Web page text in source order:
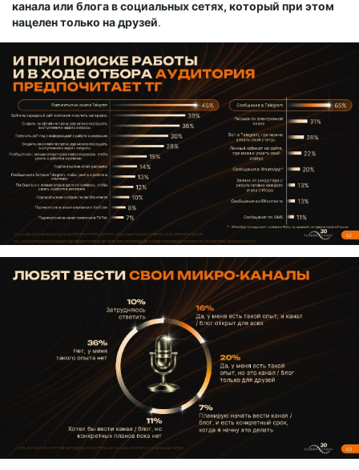
канала или блога в социальных сетях, который при этом
нацелен только на друзей.